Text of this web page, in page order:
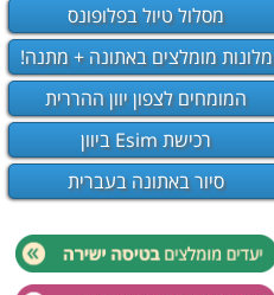
מסלול טיול בפלופונס
מלונות מומלצים באתונה + מתנה!
המומחים לצפון יוון ההררית
רכישת Esim ביוון
סיור באתונה בעברית